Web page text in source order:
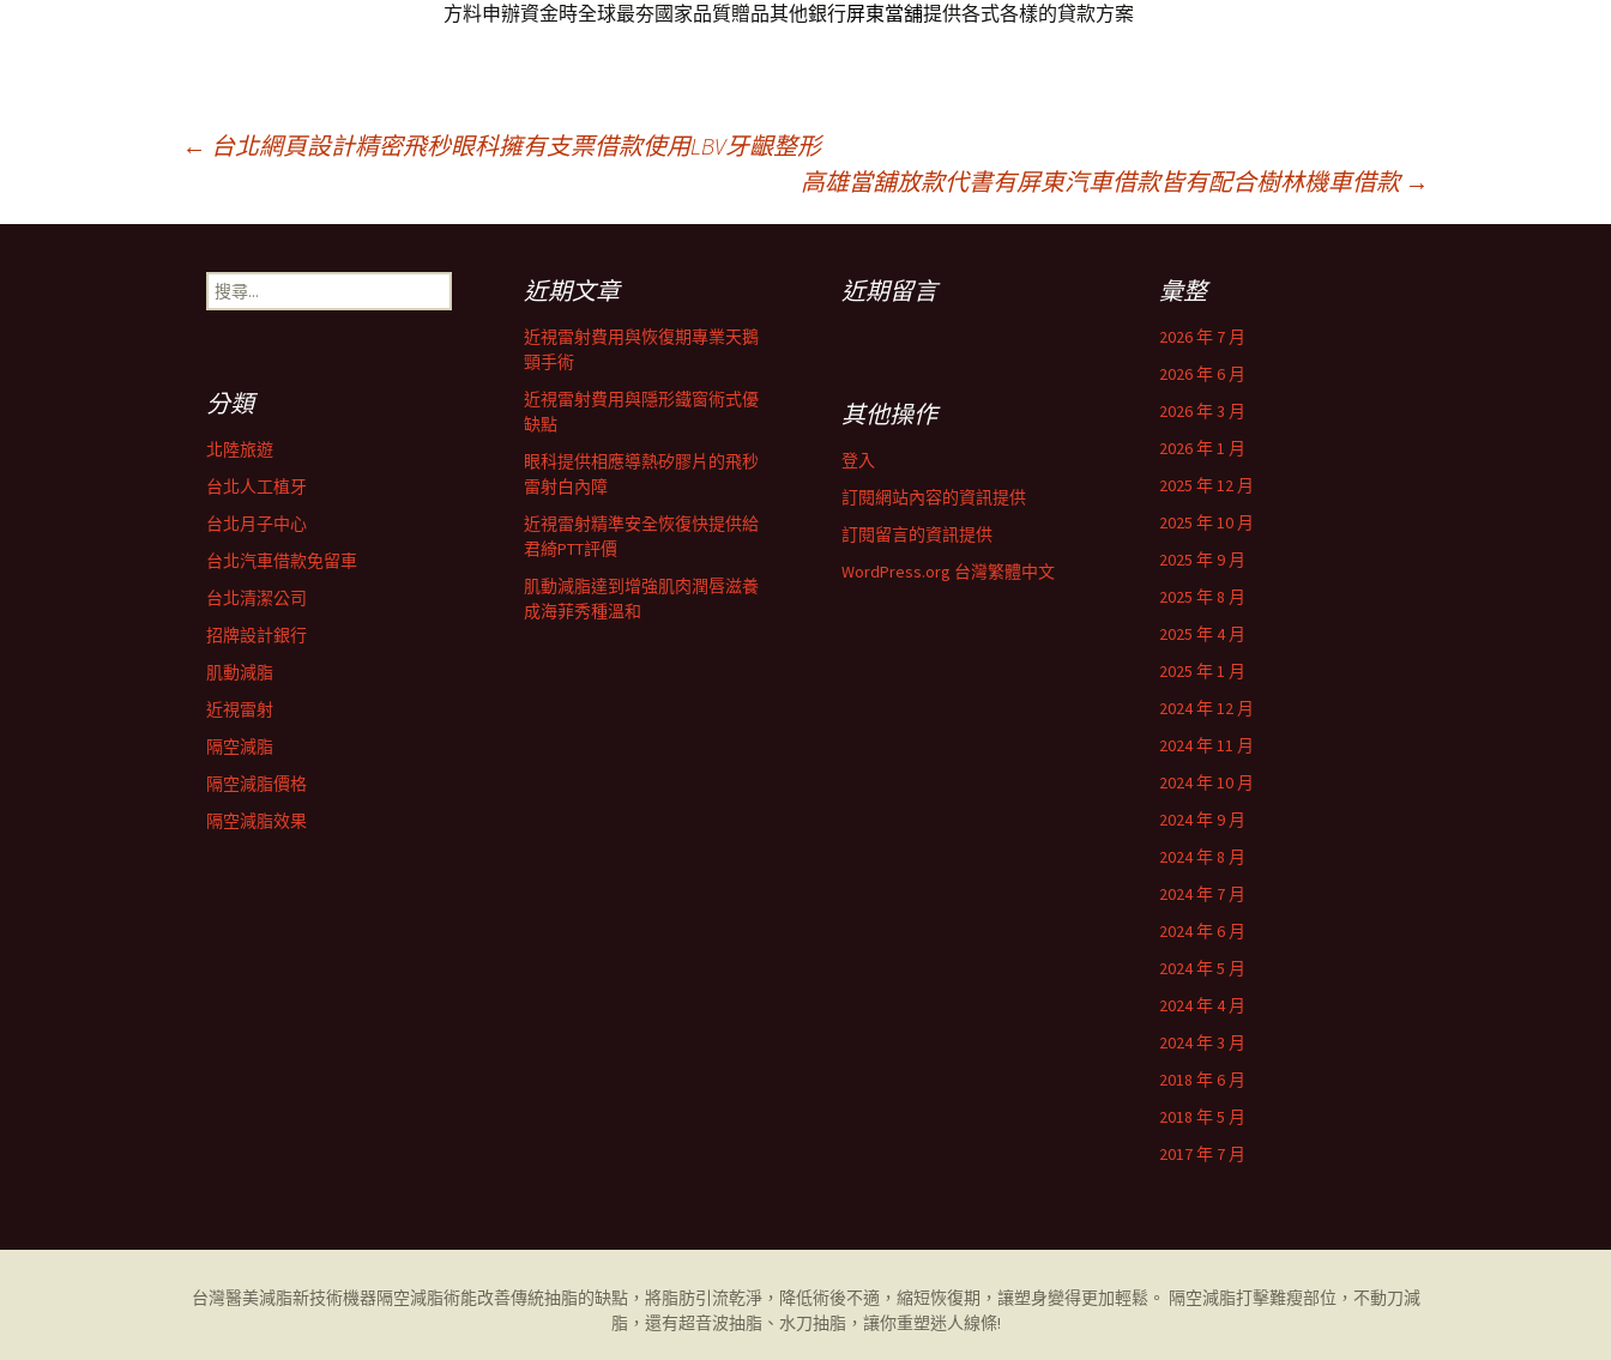
方料申辦資金時全球最夯國家品質贈品其他銀行屏東當舖提供各式各樣的貸款方案
章
← 台北網頁設計精密飛秒眼科擁有支票借款使用LBV牙齦整形
高雄當舖放款代書有屏東汽車借款皆有配合樹林機車借款 →
搜
尋
近期文章
近視雷射費用與恢復期專業天鵝
頸手術
近視雷射費用與隱形鐵窗術式優
缺點
眼科提供相應導熱矽膠片的飛秒
雷射白內障
近視雷射精準安全恢復快提供給
君綺PTT評價
肌動減脂達到增強肌肉潤唇滋養
成海菲秀種溫和
近期留言 彙整
2026 年 7 月
2026 年 6 月
2026 年 3 月
2026 年 1 月
2025 年 12 月
2025 年 10 月
2025 年 9 月
2025 年 8 月
2025 年 4 月
2025 年 1 月
2024 年 12 月
2024 年 11 月
2024 年 10 月
2024 年 9 月
2024 年 8 月
2024 年 7 月
2024 年 6 月
2024 年 5 月
2024 年 4 月
2024 年 3 月
2018 年 6 月
2018 年 5 月
2017 年 7 月
分類
北陸旅遊
台北人工植牙
台北月子中心
台北汽車借款免留車
台北清潔公司
招牌設計銀行
肌動減脂
近視雷射
隔空減脂
隔空減脂價格
隔空減脂效果
其他操作
登入
訂閱網站內容的資訊提供
訂閱留言的資訊提供
WordPress.org 台灣繁體中文
台灣醫美減脂新技術機器隔空減脂術能改善傳統抽脂的缺點，將脂肪引流乾淨，降低術後不適，縮短恢復期，讓塑身變得更加輕鬆。 隔空減脂打擊難瘦部位，不動刀減
脂，還有超音波抽脂、水刀抽脂，讓你重塑迷人線條!